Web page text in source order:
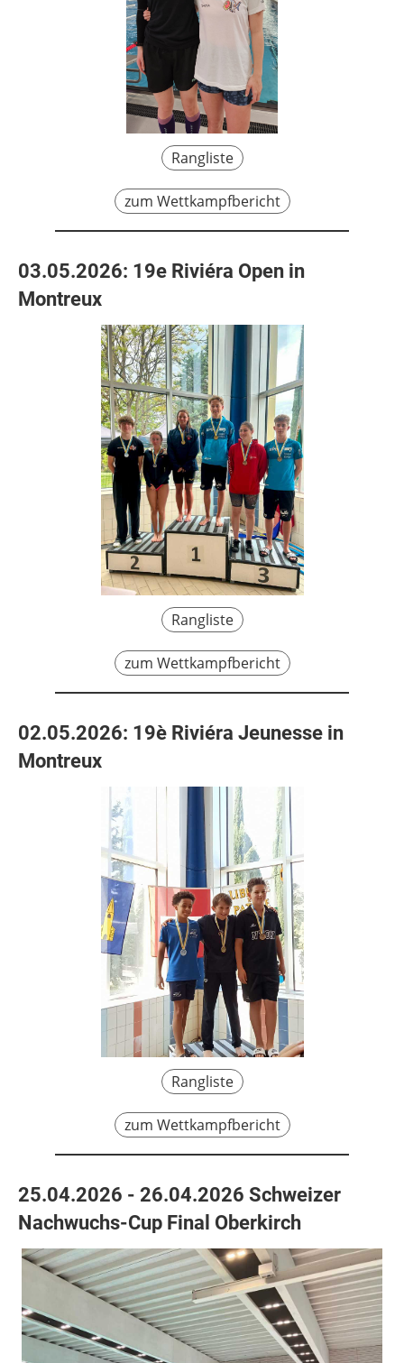
Rangliste
zum Wettkampfbericht
03.05.2026: 19e Riviéra Open in
Montreux
Rangliste
zum Wettkampfbericht
02.05.2026: 19è Riviéra Jeunesse in
Montreux
Rangliste
zum Wettkampfbericht
25.04.2026 - 26.04.2026 Schweizer
Nachwuchs-Cup Final Oberkirch